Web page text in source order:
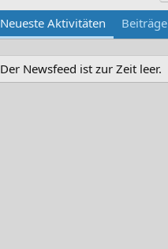
Neueste Aktivitäten Beiträge
Der Newsfeed ist zur Zeit leer.